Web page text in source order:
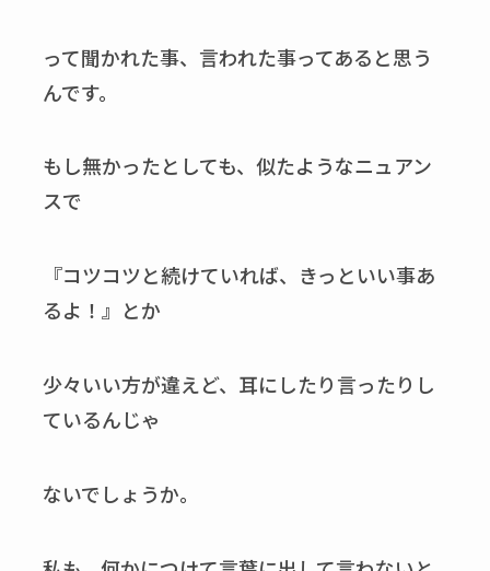
って聞かれた事、言われた事ってあると思う
んです。
もし無かったとしても、似たようなニュアン
スで
『コツコツと続けていれば、きっといい事あ
るよ！』とか
少々いい方が違えど、耳にしたり言ったりし
ているんじゃ
ないでしょうか。